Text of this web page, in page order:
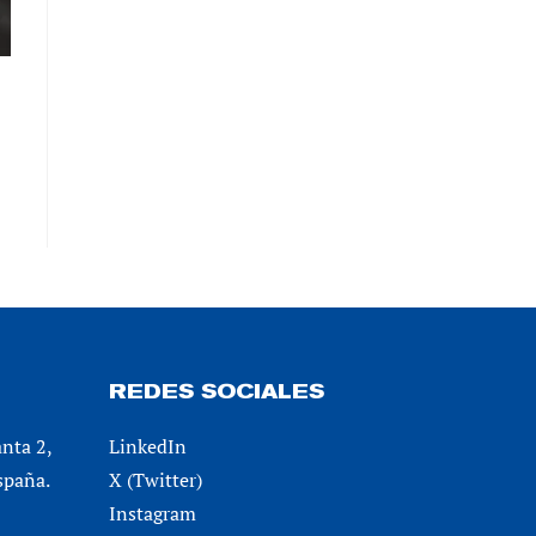
2,
REDES SOCIALES
LinkedIn
X (Twitter)
Instagram